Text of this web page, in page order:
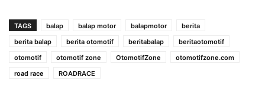
TAGS balap balap motor balapmotor
berita
berita balap
berita otomotif beritabalap
beritaotomotif
otomotif
otomotif zone OtomotifZone
otomotifzone.com
road race
ROADRACE